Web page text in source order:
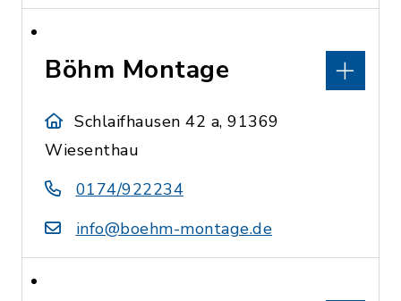
Böhm Montage
Schlaifhausen 42 a, 91369
Wiesenthau
0174/922234
info@boehm-montage.de